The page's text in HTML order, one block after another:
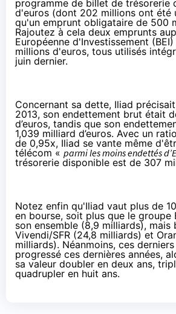
programme de billet de trésorerie
d'euros (dont 202 millions ont été
qu'un emprunt obligataire de 500
Rajoutez à cela deux emprunts
Européenne d'Investissement
millions d'euros, tous utilisés
juin dernier.
Concernant sa dette, Iliad
2013, son endettement brut était
d’euros, tandis que son
1,039 milliard d’euros. Avec un
de 0,95x, Iliad se vante même
télécom « parmi les moins endettés
trésorerie disponible est de 307
Notez enfin qu'Iliad vaut plus de
en bourse, soit plus que le groupe
son ensemble (8,9 milliards), mais
Vivendi/SFR (24,8 milliards) et
milliards). Néanmoins, ces
progressé ces dernières années,
sa valeur doubler en deux ans,
quadrupler en huit ans.